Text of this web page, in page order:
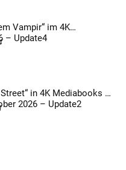
Vampir“ im 4K
– Update4
in 4K Mediabooks &
2026 – Update2